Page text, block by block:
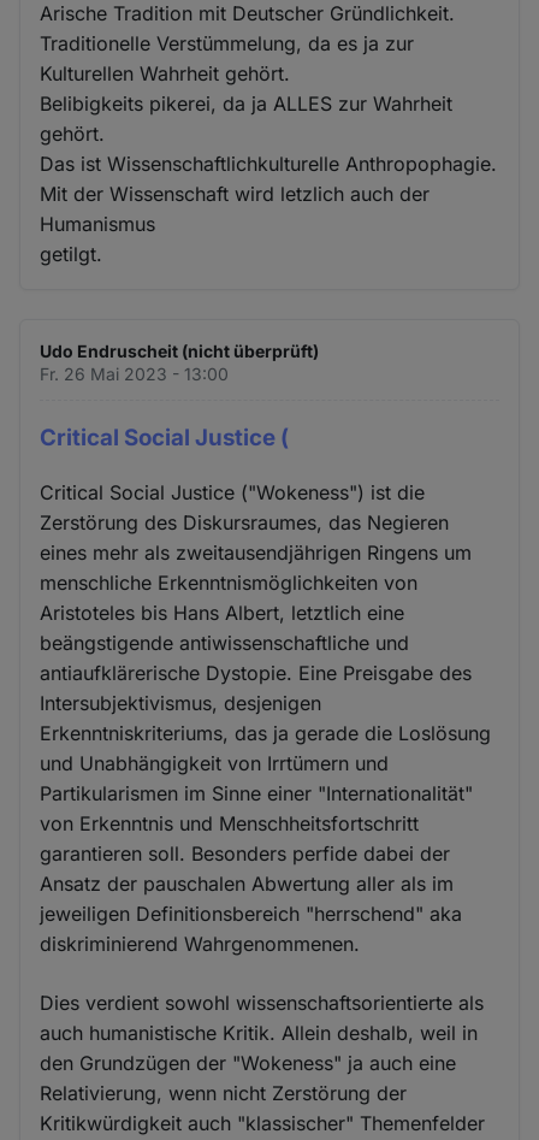
Arische Tradition mit Deutscher Gründlichkeit.
Traditionelle Verstümmelung, da es ja zur
Kulturellen Wahrheit gehört.
Belibigkeits pikerei, da ja ALLES zur Wahrheit
gehört.
Das ist Wissenschaftlichkulturelle Anthropophagie.
Mit der Wissenschaft wird letzlich auch der
Humanismus
getilgt.
Udo Endruscheit (nicht überprüft)
Fr. 26 Mai 2023 - 13:00
Critical Social Justice (
Critical Social Justice ("Wokeness") ist die
Zerstörung des Diskursraumes, das Negieren
eines mehr als zweitausendjährigen Ringens um
menschliche Erkenntnismöglichkeiten von
Aristoteles bis Hans Albert, letztlich eine
beängstigende antiwissenschaftliche und
antiaufklärerische Dystopie. Eine Preisgabe des
Intersubjektivismus, desjenigen
Erkenntniskriteriums, das ja gerade die Loslösung
und Unabhängigkeit von Irrtümern und
Partikularismen im Sinne einer "Internationalität"
von Erkenntnis und Menschheitsfortschritt
garantieren soll. Besonders perfide dabei der
Ansatz der pauschalen Abwertung aller als im
jeweiligen Definitionsbereich "herrschend" aka
diskriminierend Wahrgenommenen.
Dies verdient sowohl wissenschaftsorientierte als
auch humanistische Kritik. Allein deshalb, weil in
den Grundzügen der "Wokeness" ja auch eine
Relativierung, wenn nicht Zerstörung der
Kritikwürdigkeit auch "klassischer" Themenfelder